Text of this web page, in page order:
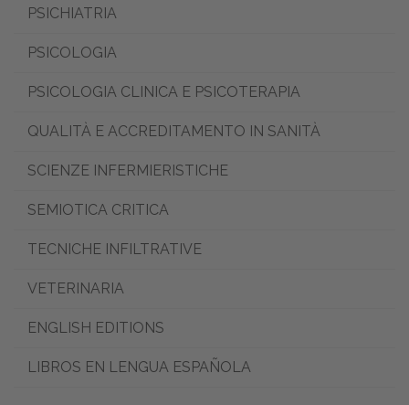
PSICHIATRIA
PSICOLOGIA
PSICOLOGIA CLINICA E PSICOTERAPIA
QUALITÀ E ACCREDITAMENTO IN SANITÀ
SCIENZE INFERMIERISTICHE
SEMIOTICA CRITICA
TECNICHE INFILTRATIVE
VETERINARIA
ENGLISH EDITIONS
LIBROS EN LENGUA ESPAÑOLA